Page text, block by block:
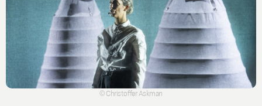
© Christoffer Askman